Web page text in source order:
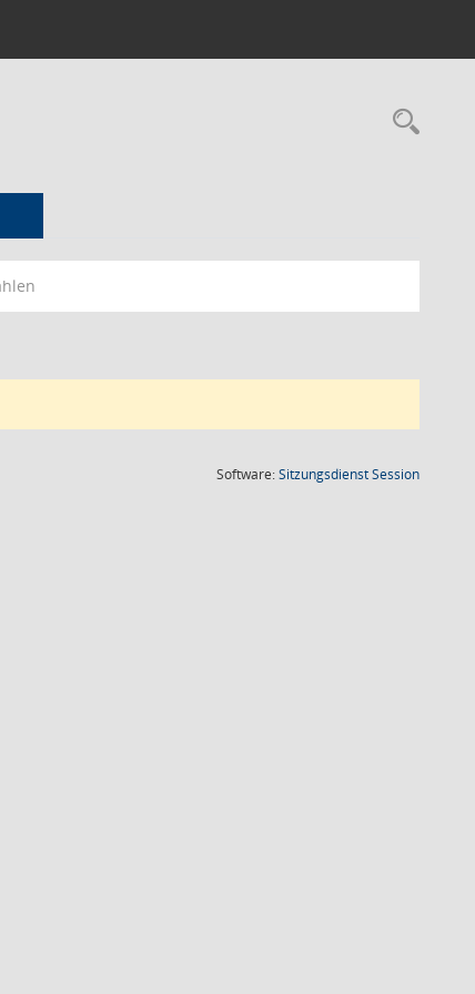
Software:SitzungsdienstSession(Wird in